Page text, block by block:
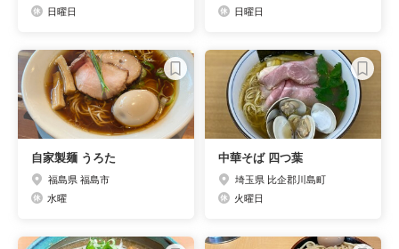
日曜日
日曜日
自家製麺 うろた
福島県 福島市
水曜
中華そば 四つ葉
埼玉県 比企郡川島町
火曜日